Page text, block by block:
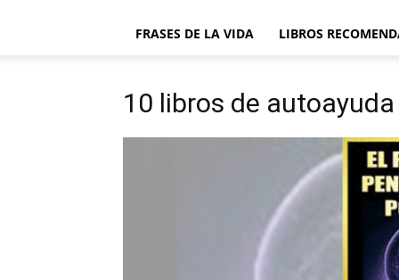
FRASES DE LA VIDA LIBROS
10 libros de